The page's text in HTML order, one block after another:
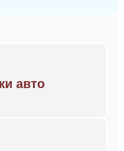
авто